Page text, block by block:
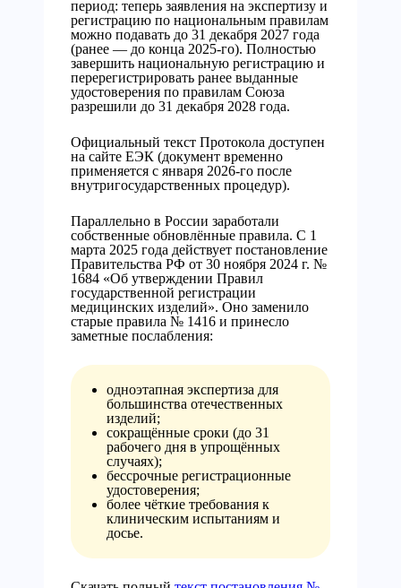
период: теперь заявления на экспертизу и
регистрацию по национальным правилам
можно подавать до 31 декабря 2027 года
(ранее — до конца 2025-го). Полностью
завершить национальную регистрацию и
перерегистрировать ранее выданные
удостоверения по правилам Союза
разрешили до 31 декабря 2028 года.
Официальный текст Протокола доступен
на сайте ЕЭК (документ временно
применяется с января 2026-го после
внутригосударственных процедур).
Параллельно в России заработали
собственные обновлённые правила. С 1
марта 2025 года действует постановление
Правительства РФ от 30 ноября 2024 г. №
1684 «Об утверждении Правил
государственной регистрации
медицинских изделий». Оно заменило
старые правила № 1416 и принесло
заметные послабления:
одноэтапная экспертиза для
большинства отечественных
изделий;
сокращённые сроки (до 31
рабочего дня в упрощённых
случаях);
бессрочные регистрационные
удостоверения;
более чёткие требования к
клиническим испытаниям и
досье.